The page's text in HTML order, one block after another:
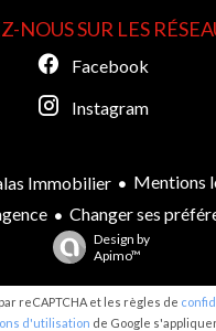
NOUS SUR LES
Facebook
Instagram
Immobilier
Mentions
Changer ses
Design by
Apimo™
reCAPTCHA et les règles de
d'utilisation de Google